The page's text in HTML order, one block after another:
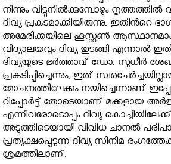
നിന്നും വിട്ടുനില്‍ക്കുമ്പോഴും നൃത്തത്തില്‍
ദിവ്യ പ്രകടമാക്കിയിരുന്നു. ഇതിന്‍റെ
അമേരിക്കയിലെ ഹൂസ്റ്റണ്‍
വിദ്യാലയവും ദിവ്യ തുടങ്ങി എന്നാല്‍
ദിവ്യയുടെ ഭര്‍ത്താവ് ഡോ. സുധീര്‍
പ്രകടിപ്പിച്ചെന്നും, ഇത്
മോചനത്തിലേക്കും നയിച്ചെന്നാണ്
റിപ്പോര്‍ട്ട്.തോടെയാണ് മക്കളായ
എന്നിവരോടൊപ്പം ദിവ്യ
അടുത്തിടെയായി വിവിധ ചാനല്‍
പ്രത്യക്ഷപ്പെടുന്ന ദിവ്യ സിനിമ
ശ്രമത്തിലാണ്.